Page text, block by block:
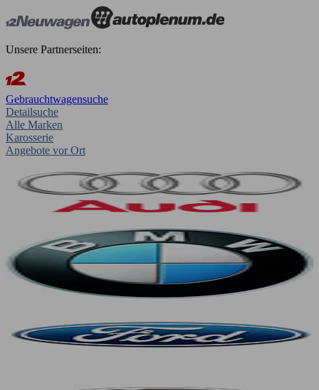
Unsere Partnerseiten:
Gebrauchtwagensuche
Detailsuche
Alle Marken
Karosserie
Angebote vor Ort